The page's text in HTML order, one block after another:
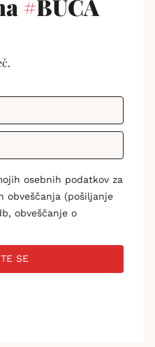
#BUČA
osebnih podatkov za
obveščanja (pošiljanje
obveščanje o
SE